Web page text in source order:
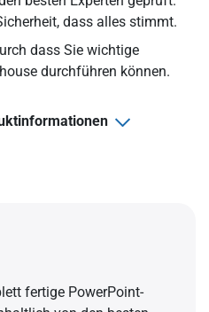
dass alles stimmt.
dass Sie wichtige
durchführen können.
fertige PowerPoint-